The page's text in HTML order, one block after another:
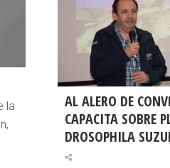
la
AL ALERO DE
CAPACITA SOBRE
DROSOPHILA